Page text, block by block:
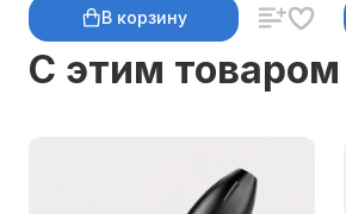
В корзину
C этим